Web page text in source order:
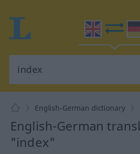
English-German dictionary
English-German
"index"